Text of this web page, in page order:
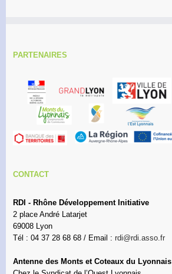
PARTENAIRES
CONTACT
RDI - Rhône Développement Initiative
2 place André Latarjet
69008 Lyon
Tél : 04 37 28 68 68 / Email : rdi@rdi.asso.fr
Antenne des Monts et Coteaux du Lyonnais